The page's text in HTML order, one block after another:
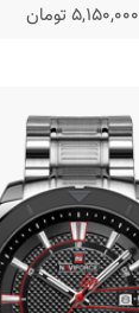
5,150,000 تومان